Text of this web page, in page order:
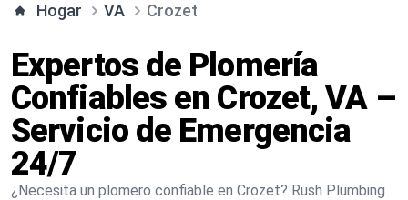
Hogar VA Crozet
Expertos de Plomería
Confiables en Crozet, VA –
Servicio de Emergencia
24/7
¿Necesita un plomero confiable en Crozet? Rush Plumbing